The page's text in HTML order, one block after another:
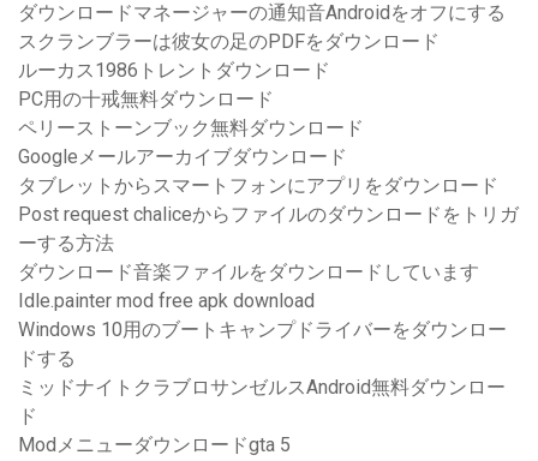
ダウンロードマネージャーの通知音Androidをオフにする
スクランブラーは彼女の足のPDFをダウンロード
ルーカス1986トレントダウンロード
PC用の十戒無料ダウンロード
ペリーストーンブック無料ダウンロード
Googleメールアーカイブダウンロード
タブレットからスマートフォンにアプリをダウンロード
Post request chaliceからファイルのダウンロードをトリガ
ーする方法
ダウンロード音楽ファイルをダウンロードしています
Idle.painter mod free apk download
Windows 10用のブートキャンプドライバーをダウンロー
ドする
ミッドナイトクラブロサンゼルスAndroid無料ダウンロー
ド
Modメニューダウンロードgta 5